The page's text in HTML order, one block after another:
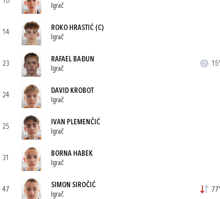
Igrač
14
ROKO HRASTIĆ (C)
Igrač
23
RAFAEL BAĐUN
Igrač
15'
24
DAVID KROBOT
Igrač
25
IVAN PLEMENČIĆ
Igrač
31
BORNA HABEK
Igrač
47
SIMON SIROČIĆ
Igrač
77'